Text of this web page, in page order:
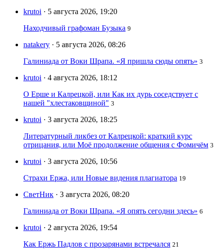
krutoi · 5 августа 2026, 19:20
Находчивый графоман Бузыка 9
natakery · 5 августа 2026, 08:26
Галиниада от Воки Шрапа. «Я пришла сюды опять» 3
krutoi · 4 августа 2026, 18:12
О Ерше и Калрецкой, или Как их дурь соседствует с
нашей "хлестаковщиной" 3
krutoi · 3 августа 2026, 18:25
Литературный ликбез от Калрецкой: краткий курс
отрицания, или Моё продолжение общения с Фомичём 3
krutoi · 3 августа 2026, 10:56
Страхи Ержа, или Новые видения плагиатора 19
СветНик · 3 августа 2026, 08:20
Галиниада от Воки Шрапа. «Я опять сегодни здесь» 6
krutoi · 2 августа 2026, 19:54
Как Ержь Падлов с прозарянами встречался 21